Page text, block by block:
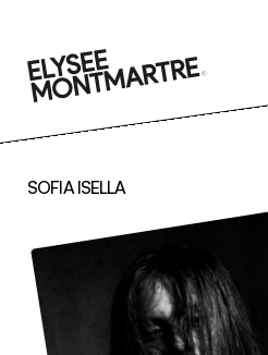
contenu
SOFIA ISELLA